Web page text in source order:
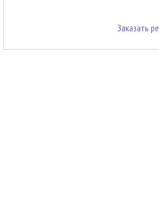
Заказать